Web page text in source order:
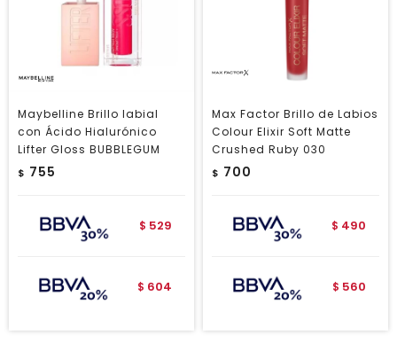
Maybelline Brillo labial
con Ácido Hialurónico
Lifter Gloss BUBBLEGUM
$ 755
$ 529
$ 604
Max Factor Brillo de Labios
Colour Elixir Soft Matte
Crushed Ruby 030
$ 700
$ 490
$ 560